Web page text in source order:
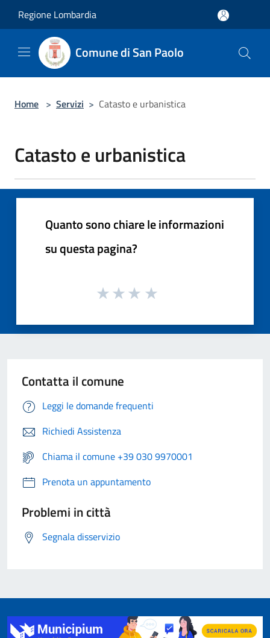
Regione Lombardia
Comune di San Paolo
Home > Servizi > Catasto e urbanistica
Catasto e urbanistica
Quanto sono chiare le informazioni
su questa pagina?
Contatta il comune
Leggi le domande frequenti
Richiedi Assistenza
Chiama il comune +39 030 9970001
Prenota un appuntamento
Problemi in città
Segnala disservizio